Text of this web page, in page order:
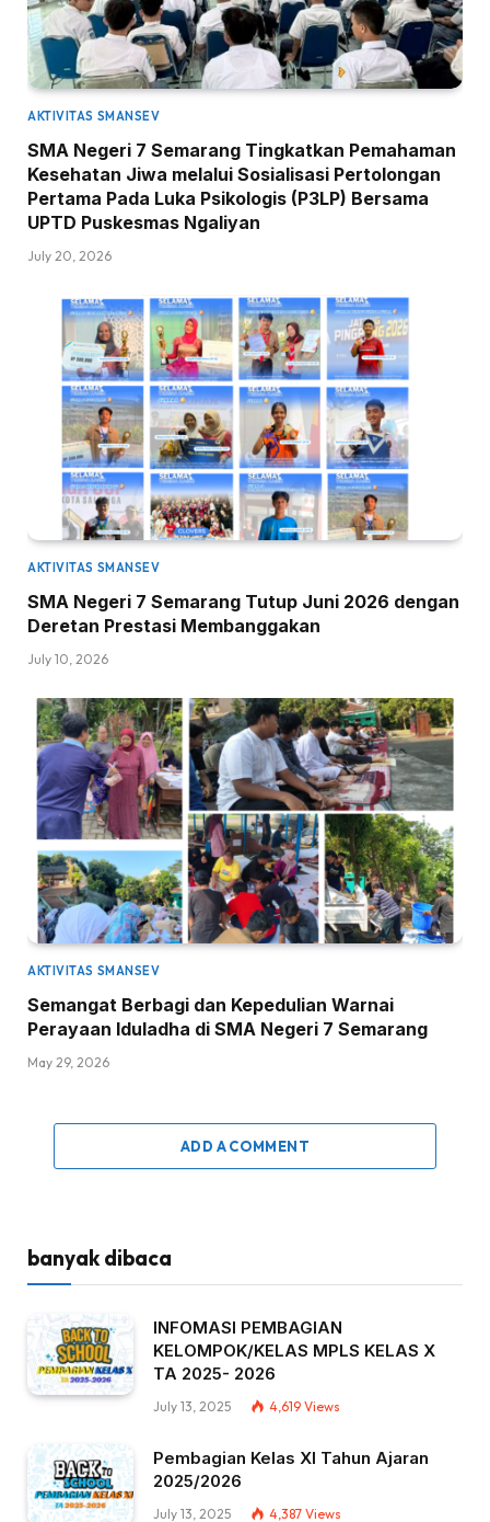
AKTIVITAS SMANSEV
SMA Negeri 7 Semarang Tingkatkan Pemahaman
Kesehatan Jiwa melalui Sosialisasi Pertolongan
Pertama Pada Luka Psikologis (P3LP) Bersama
UPTD Puskesmas Ngaliyan
July 20, 2026
AKTIVITAS SMANSEV
SMA Negeri 7 Semarang Tutup Juni 2026 dengan
Deretan Prestasi Membanggakan
July 10, 2026
AKTIVITAS SMANSEV
Semangat Berbagi dan Kepedulian Warnai
Perayaan Iduladha di SMA Negeri 7 Semarang
May 29, 2026
ADD A COMMENT
banyak dibaca
INFOMASI PEMBAGIAN
KELOMPOK/KELAS MPLS KELAS X
TA 2025- 2026
July 13, 2025 4,619 Views
Pembagian Kelas XI Tahun Ajaran
2025/2026
July 13, 2025 4,387 Views